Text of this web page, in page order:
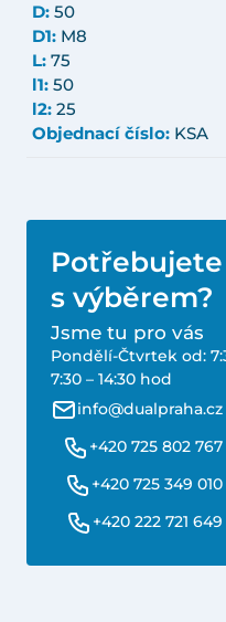
D: 50
D1: M8
L: 75
l1: 50
l2: 25
Objednací číslo: KSA
s výběrem?
Jsme tu pro vás
Pondělí-Čtvrtek od:
7:30 – 14:30 hod
info@dualpraha.cz
+420 725 802 767
+420 725 349 010
+420 222 721 649